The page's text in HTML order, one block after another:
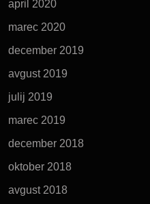
april 2020
marec 2020
december 2019
avgust 2019
julij 2019
marec 2019
december 2018
oktober 2018
avgust 2018